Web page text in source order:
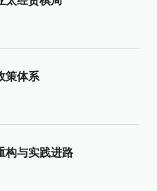
策体系
构与实践进路